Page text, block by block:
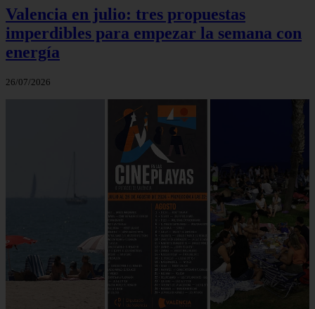
Valencia en julio: tres propuestas
imperdibles para empezar la semana con
energía
26/07/2026